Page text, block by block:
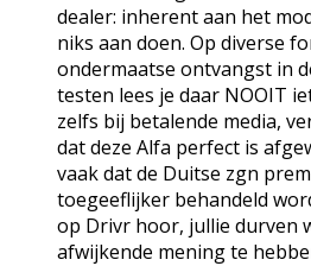
dealer: inherent aan het
niks aan doen. Op diverse
ondermaatse ontvangst in
testen lees je daar NOOIT
zelfs bij betalende media,
dat deze Alfa perfect is
vaak dat de Duitse zgn
toegeeflijker behandeld
op Drivr hoor, jullie durven
afwijkende mening te